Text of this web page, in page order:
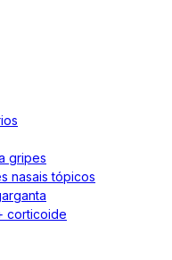
gripes
nasais tópicos
corticoide